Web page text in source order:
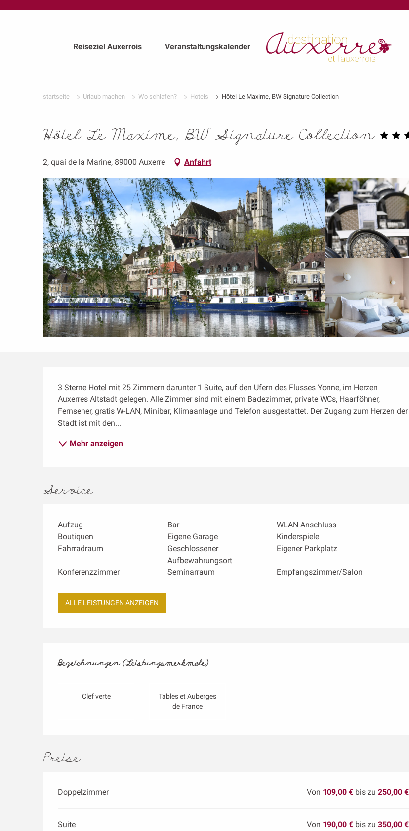
Reiseziel Auxerrois Veranstaltungskalender
startseite Urlaub machen Wo schlafen? Hotels Hôtel Le Maxime, BW Signature Collection
Hôtel Le Maxime, BW Signature Collection
2, quai de la Marine, 89000 Auxerre Anfahrt
Beschreibung
3 Sterne Hotel mit 25 Zimmern darunter 1 Suite, auf den Ufern des Flusses Yonne, im Herzen
Auxerres Altstadt gelegen. Alle Zimmer sind mit einem Badezimmer, private WCs, Haarföhner,
Fernseher, gratis W-LAN, Minibar, Klimaanlage und Telefon ausgestattet. Der Zugang zum Herzen der
Stadt ist mit den...
Mehr anzeigen
Service
Aufzug Bar
WLAN-Anschluss
Boutiquen
Eigene Garage
Kinderspiele
Fahrradraum
Geschlossener
Aufbewahrungsort
Eigener Parkplatz
Konferenzzimmer Seminarraum Empfangszimmer/Salon
ALLE LEISTUNGEN ANZEIGEN
Leistungensmöglichkeiten
Bezeichnungen (Leistungsmerkmale)
Bezeichnungen (Leistungsmerkmale)
Clef verte
Tables et Auberges
de France
Preise
Doppelzimmer Von 109,00 € bis zu250,00 €
Suite Von 190,00 € bis zu350,00 €